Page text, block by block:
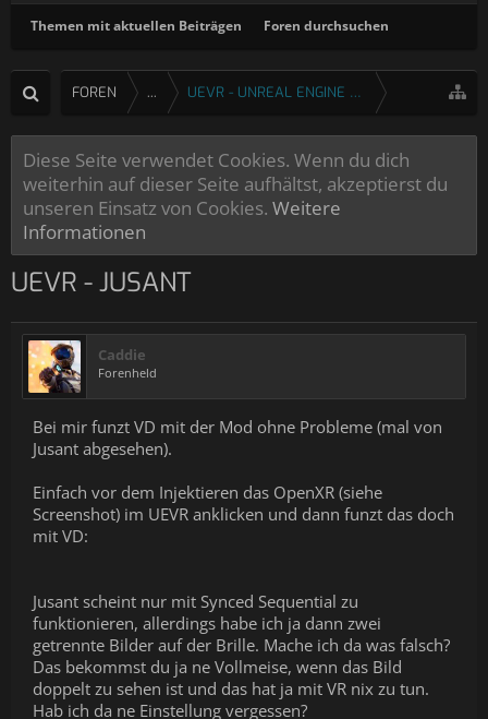
Themen mit aktuellen Beiträgen Foren durchsuchen
FOREN ... UEVR - UNREAL ENGINE 4 & 5 VR INJEKTOR
Diese Seite verwendet Cookies. Wenn du dich
weiterhin auf dieser Seite aufhältst, akzeptierst du
unseren Einsatz von Cookies. Weitere
Informationen
UEVR - JUSANT
Caddie
Forenheld
Bei mir funzt VD mit der Mod ohne Probleme (mal von
Jusant abgesehen).
Einfach vor dem Injektieren das OpenXR (siehe
Screenshot) im UEVR anklicken und dann funzt das doch
mit VD:
Jusant scheint nur mit Synced Sequential zu
funktionieren, allerdings habe ich ja dann zwei
getrennte Bilder auf der Brille. Mache ich da was falsch?
Das bekommst du ja ne Vollmeise, wenn das Bild
doppelt zu sehen ist und das hat ja mit VR nix zu tun.
Hab ich da ne Einstellung vergessen?